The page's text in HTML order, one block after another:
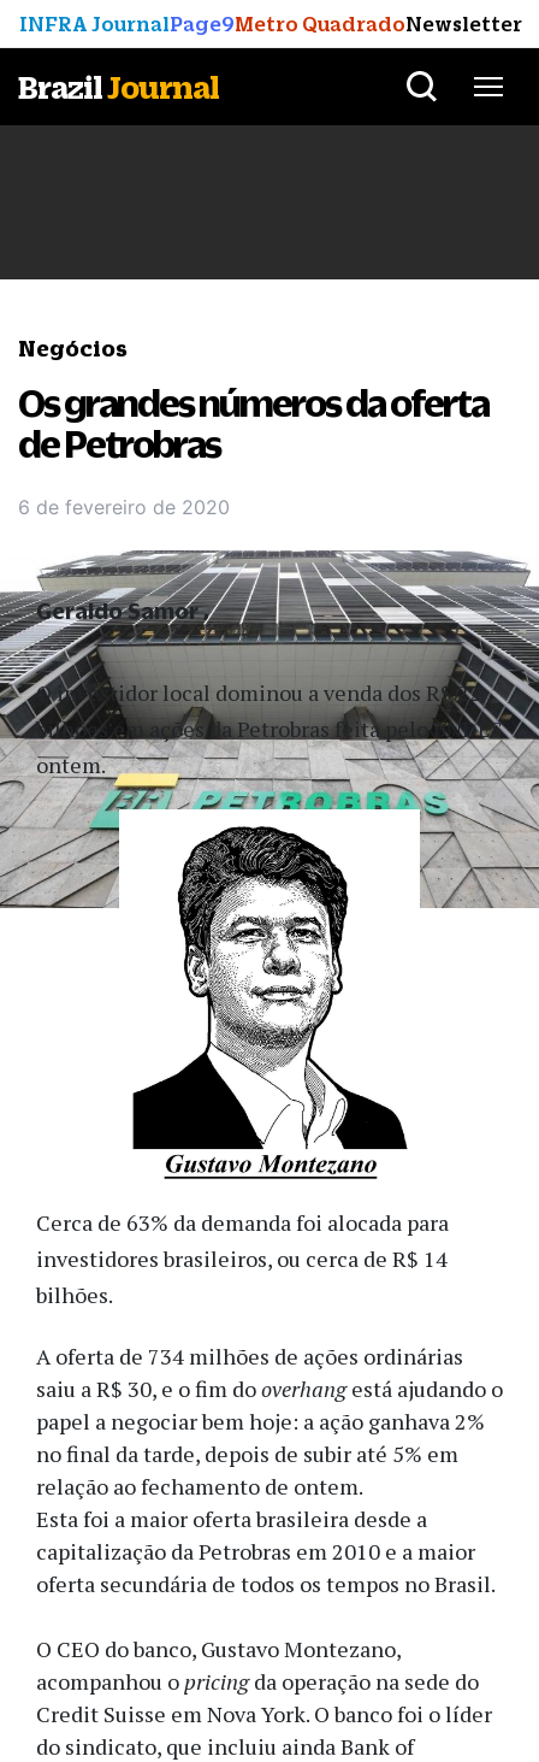
INFRA JournalPage9Metro QuadradoNewsletter
BrazilJournal
Negócios
Os grandes números da oferta
de Petrobras
6 de fevereiro de 2020
O investidor local dominou a venda dos R$ 22
bilhões em ações da Petrobras feita pelo BNDES
ontem.
Cerca de 63% da demanda foi alocada para
investidores brasileiros, ou cerca de R$ 14
bilhões.
A oferta de 734 milhões de ações ordinárias
saiu a R$ 30, e o fim dooverhangestá ajudando o
papel a negociar bem hoje: a ação ganhava 2%
no final da tarde, depois de subir até 5% em
relação ao fechamento de ontem.
Esta foi a maior oferta brasileira desde a
capitalização da Petrobras em 2010 e a maior
oferta secundária de todos os tempos no Brasil.
O CEO do banco, Gustavo Montezano,
acompanhou o pricingda operação na sede do
Credit Suisse em Nova York. O banco foi o líder
do sindicato, que incluiu ainda Bank of
Geraldo Samor